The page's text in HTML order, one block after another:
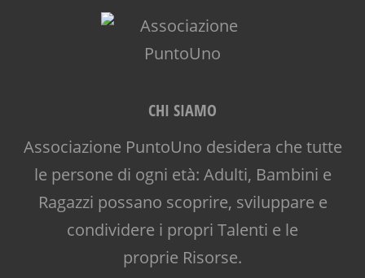
CHI SIAMO
Associazione PuntoUno desidera che tutte
le persone di ogni età: Adulti, Bambini e
Ragazzi possano scoprire, sviluppare e
condividere i propri Talenti e le
proprie Risorse.